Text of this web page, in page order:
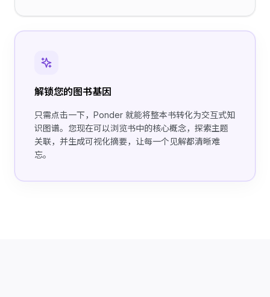
解锁您的图书基因
只需点击一下，Ponder 就能将整本书转化为交互式知
识图谱。您现在可以浏览书中的核心概念，探索主题
关联，并生成可视化摘要，让每一个见解都清晰难
忘。